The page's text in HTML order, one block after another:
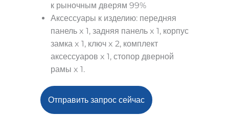
к рыночным дверям 99%
Аксессуары к изделию: передняя
панель x 1, задняя панель x 1, корпус
замка x 1, ключ x 2, комплект
аксессуаров x 1, стопор дверной
рамы x 1.
Отправить запрос сейчас